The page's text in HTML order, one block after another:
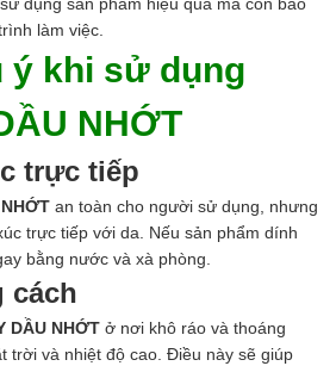
làm việc.
ý khi sử dụng
NHỚT
trực tiếp
an toàn cho người sử dụng, nhưng
trực tiếp với da. Nếu sản phẩm dính
bằng nước và xà phòng.
cách
DẦU NHỚT ở nơi khô ráo và thoáng
trời và nhiệt độ cao. Điều này sẽ giúp